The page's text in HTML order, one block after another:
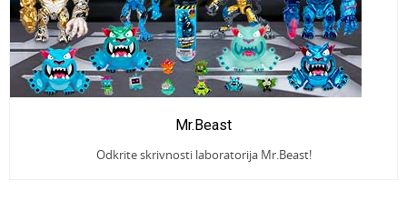
Mr.Beast
Odkrite skrivnosti laboratorija Mr.Beast!